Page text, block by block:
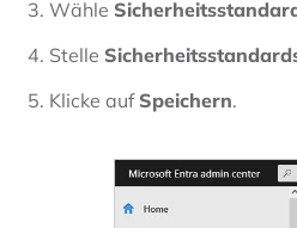
Wähle
Stelle
Klicke aufSpeichern.